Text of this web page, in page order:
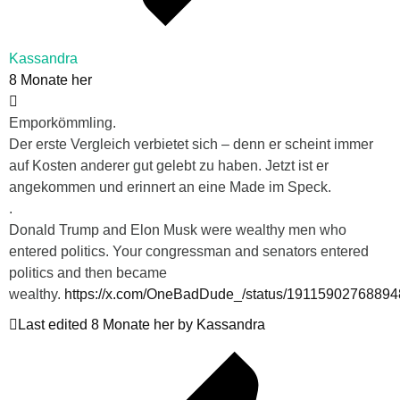
Kassandra
8 Monate her
Emporkömmling.
Der erste Vergleich verbietet sich – denn er scheint immer
auf Kosten anderer gut gelebt zu haben. Jetzt ist er
angekommen und erinnert an eine Made im Speck.
.
Donald Trump and Elon Musk were wealthy men who
entered politics. Your congressman and senators entered
politics and then became
wealthy. https://x.com/OneBadDude_/status/
Last edited 8 Monate her by Kassandra